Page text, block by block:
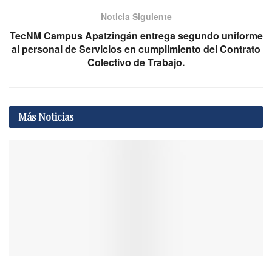
Noticia Siguiente
TecNM Campus Apatzingán entrega segundo uniforme
al personal de Servicios en cumplimiento del Contrato
Colectivo de Trabajo.
MásNoticias